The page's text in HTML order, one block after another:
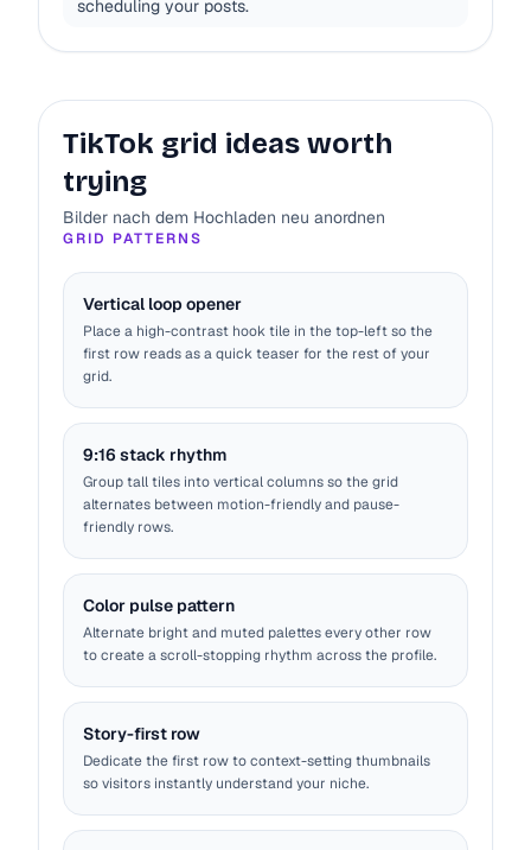
scheduling your posts.
TikTok grid ideas worth
trying
Bilder nach dem Hochladen neu anordnen
GRID PATTERNS
Vertical loop opener
Place a high-contrast hook tile in the top-left so the
first row reads as a quick teaser for the rest of your
grid.
9:16 stack rhythm
Group tall tiles into vertical columns so the grid
alternates between motion-friendly and pause-
friendly rows.
Color pulse pattern
Alternate bright and muted palettes every other row
to create a scroll-stopping rhythm across the profile.
Story-first row
Dedicate the first row to context-setting thumbnails
so visitors instantly understand your niche.